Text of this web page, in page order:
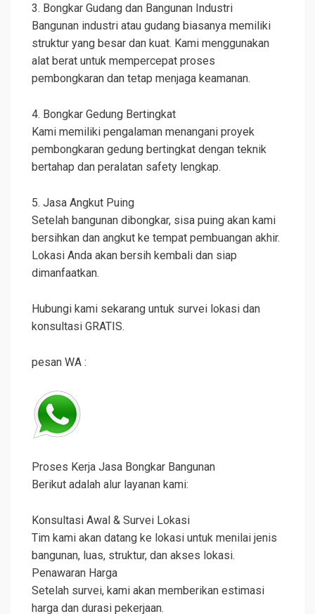
3. Bongkar Gudang dan Bangunan Industri
Bangunan industri atau gudang biasanya memiliki
struktur yang besar dan kuat. Kami menggunakan
alat berat untuk mempercepat proses
pembongkaran dan tetap menjaga keamanan.
4. Bongkar Gedung Bertingkat
Kami memiliki pengalaman menangani proyek
pembongkaran gedung bertingkat dengan teknik
bertahap dan peralatan safety lengkap.
5. Jasa Angkut Puing
Setelah bangunan dibongkar, sisa puing akan kami
bersihkan dan angkut ke tempat pembuangan akhir.
Lokasi Anda akan bersih kembali dan siap
dimanfaatkan.
Hubungi kami sekarang untuk survei lokasi dan
konsultasi GRATIS.
pesan WA :
Proses Kerja Jasa Bongkar Bangunan
Berikut adalah alur layanan kami:
Konsultasi Awal & Survei Lokasi
Tim kami akan datang ke lokasi untuk menilai jenis
bangunan, luas, struktur, dan akses lokasi.
Penawaran Harga
Setelah survei, kami akan memberikan estimasi
harga dan durasi pekerjaan.